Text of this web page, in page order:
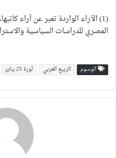
(1) الآراء الواردة تعبر عن آراء
المصري للدراسات السياسية
الوسوم الربيع العربي ثورة 25 يناير